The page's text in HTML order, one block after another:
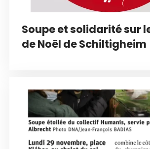
Soupe et solidarité sur
de Noël de Schiltigheim